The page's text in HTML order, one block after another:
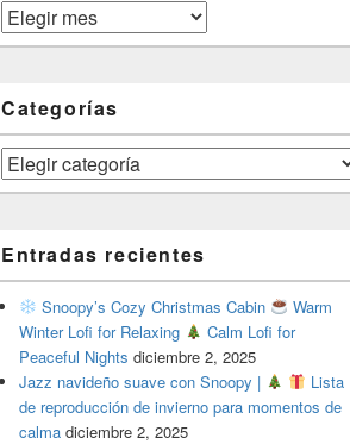
Archivos
Categorías
Categorías
Entradas recientes
Snoopy’s Cozy Christmas Cabin
Warm
Winter Lofi for Relaxing
Calm Lofi for
Peaceful Nights diciembre 2, 2025
Jazz navideño suave con Snoopy |
Lista
de reproducción de invierno para momentos de
calma diciembre 2, 2025